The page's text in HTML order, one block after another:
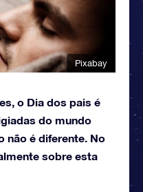
Pixabay
o Dia dos pais é
do mundo
não é diferente. No
sobre esta